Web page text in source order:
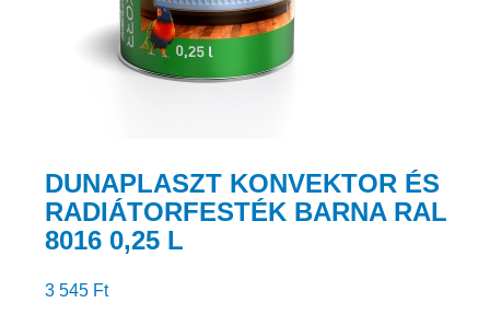
DUNAPLASZT KONVEKTOR ÉS
RADIÁTORFESTÉK BARNA RAL
8016 0,25 L
3 545 Ft